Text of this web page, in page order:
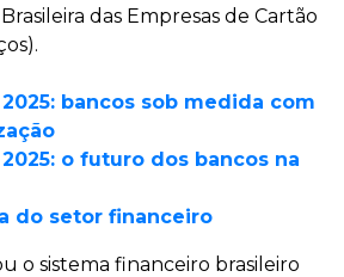
das Empresas de Cartão
bancos sob medida com
o futuro dos bancos na
do setor financeiro
o sistema financeiro brasileiro